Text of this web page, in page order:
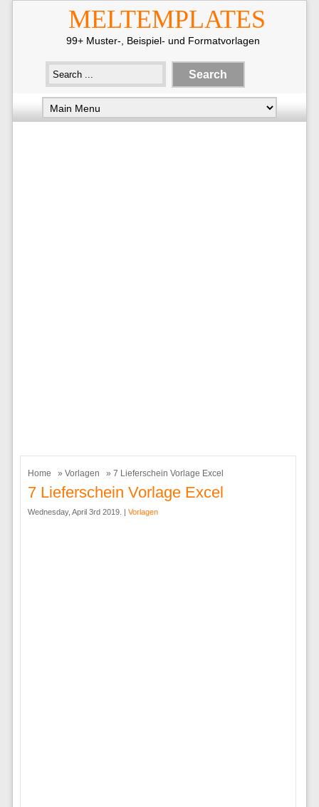
MELTEMPLATES
99+ Muster-, Beispiel- und Formatvorlagen
Home » Vorlagen » 7 Lieferschein Vorlage Excel
7 Lieferschein Vorlage Excel
Wednesday, April 3rd 2019. | Vorlagen